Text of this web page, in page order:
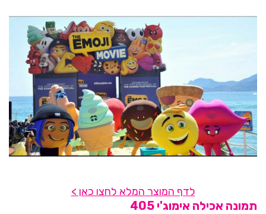
לדף המוצר המלא לחצו כאן >
תמונה אכילה אימוג'י 405